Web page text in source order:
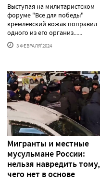
Выступая на милитаристском
форуме "Все для победы"
кремлевский вожак поправил
одного из его организ......
3 ФЕВРАЛЯ'2024
Мигранты и местные
мусульмане России:
нельзя навредить тому,
чего нет в основе